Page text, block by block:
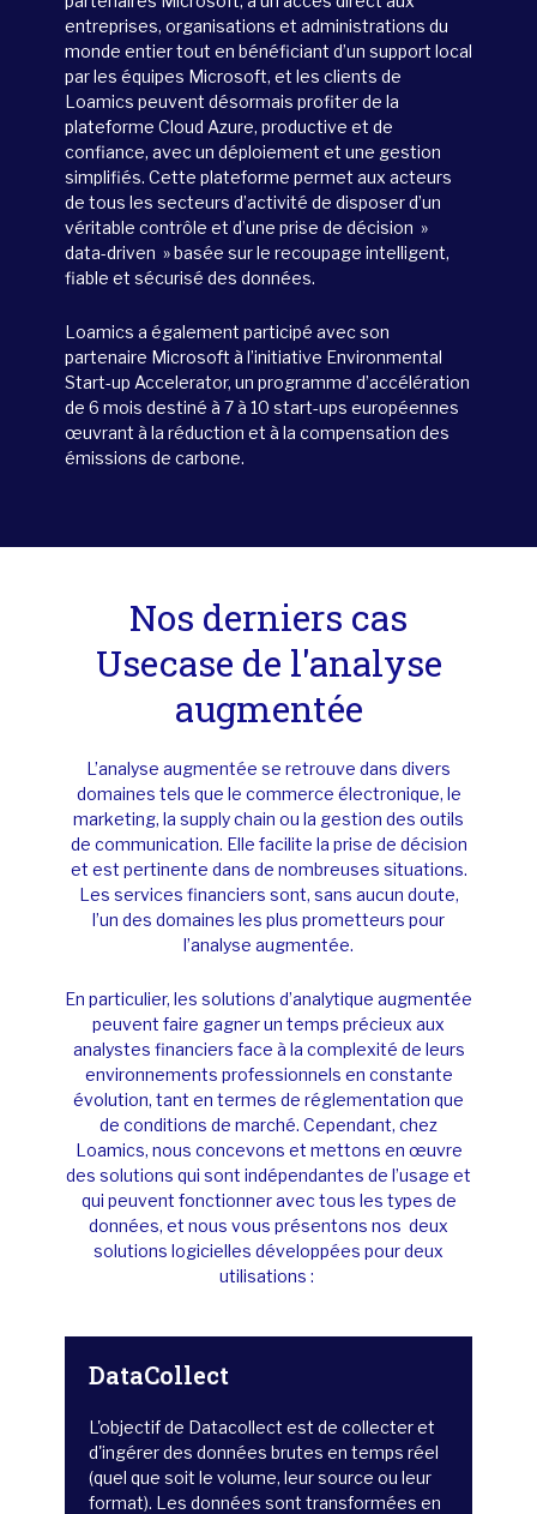
entreprises, organisations et administrations du
monde entier tout en bénéficiant d’un support local
par les équipes Microsoft, et les clients de
Loamics peuvent désormais profiter de la
plateforme Cloud Azure, productive et de
confiance, avec un déploiement et une gestion
simplifiés. Cette plateforme permet aux acteurs
de tous les secteurs d’activité de disposer d’un
véritable contrôle et d’une prise de décision »
data-driven » basée sur le recoupage intelligent,
fiable et sécurisé des données.
Loamics a également participé avec son
partenaire Microsoft à l’initiative Environmental
Start-up Accelerator, un programme d’accélération
de 6 mois destiné à 7 à 10 start-ups européennes
œuvrant à la réduction et à la compensation des
émissions de carbone.
Nos derniers cas
Usecase de l'analyse
augmentée
L’analyse augmentée se retrouve dans divers
domaines tels que le commerce électronique, le
marketing, la supplychain ou la gestion des outils
de communication. Elle facilite la prise de décision
et est pertinente dans de nombreuses situations.
Les services financiers sont, sans aucun doute,
l’un des domaines les plus prometteurs pour
l’analyse augmentée.
En particulier, les solutions d’analytique augmentée
peuvent faire gagner un temps précieux aux
analystes financiers face à la complexité de leurs
environnements professionnels en constante
évolution, tant en termes de réglementation que
de conditions de marché. Cependant, chez
Loamics, nous concevons et mettons en œuvre
des solutions qui sont indépendantes de l’usage et
qui peuvent fonctionner avec tous les types de
données, et nous vous présentons nos deux
solutions logicielles développées pour deux
utilisations :
DataCollect
L'objectif de Datacollect est de collecter et
d'ingérer des données brutes en temps réel
(quel que soit le volume, leur source ou leur
format). Les données sont transformées en